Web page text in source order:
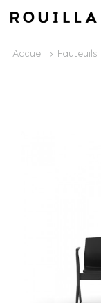
Accueil Fauteuils